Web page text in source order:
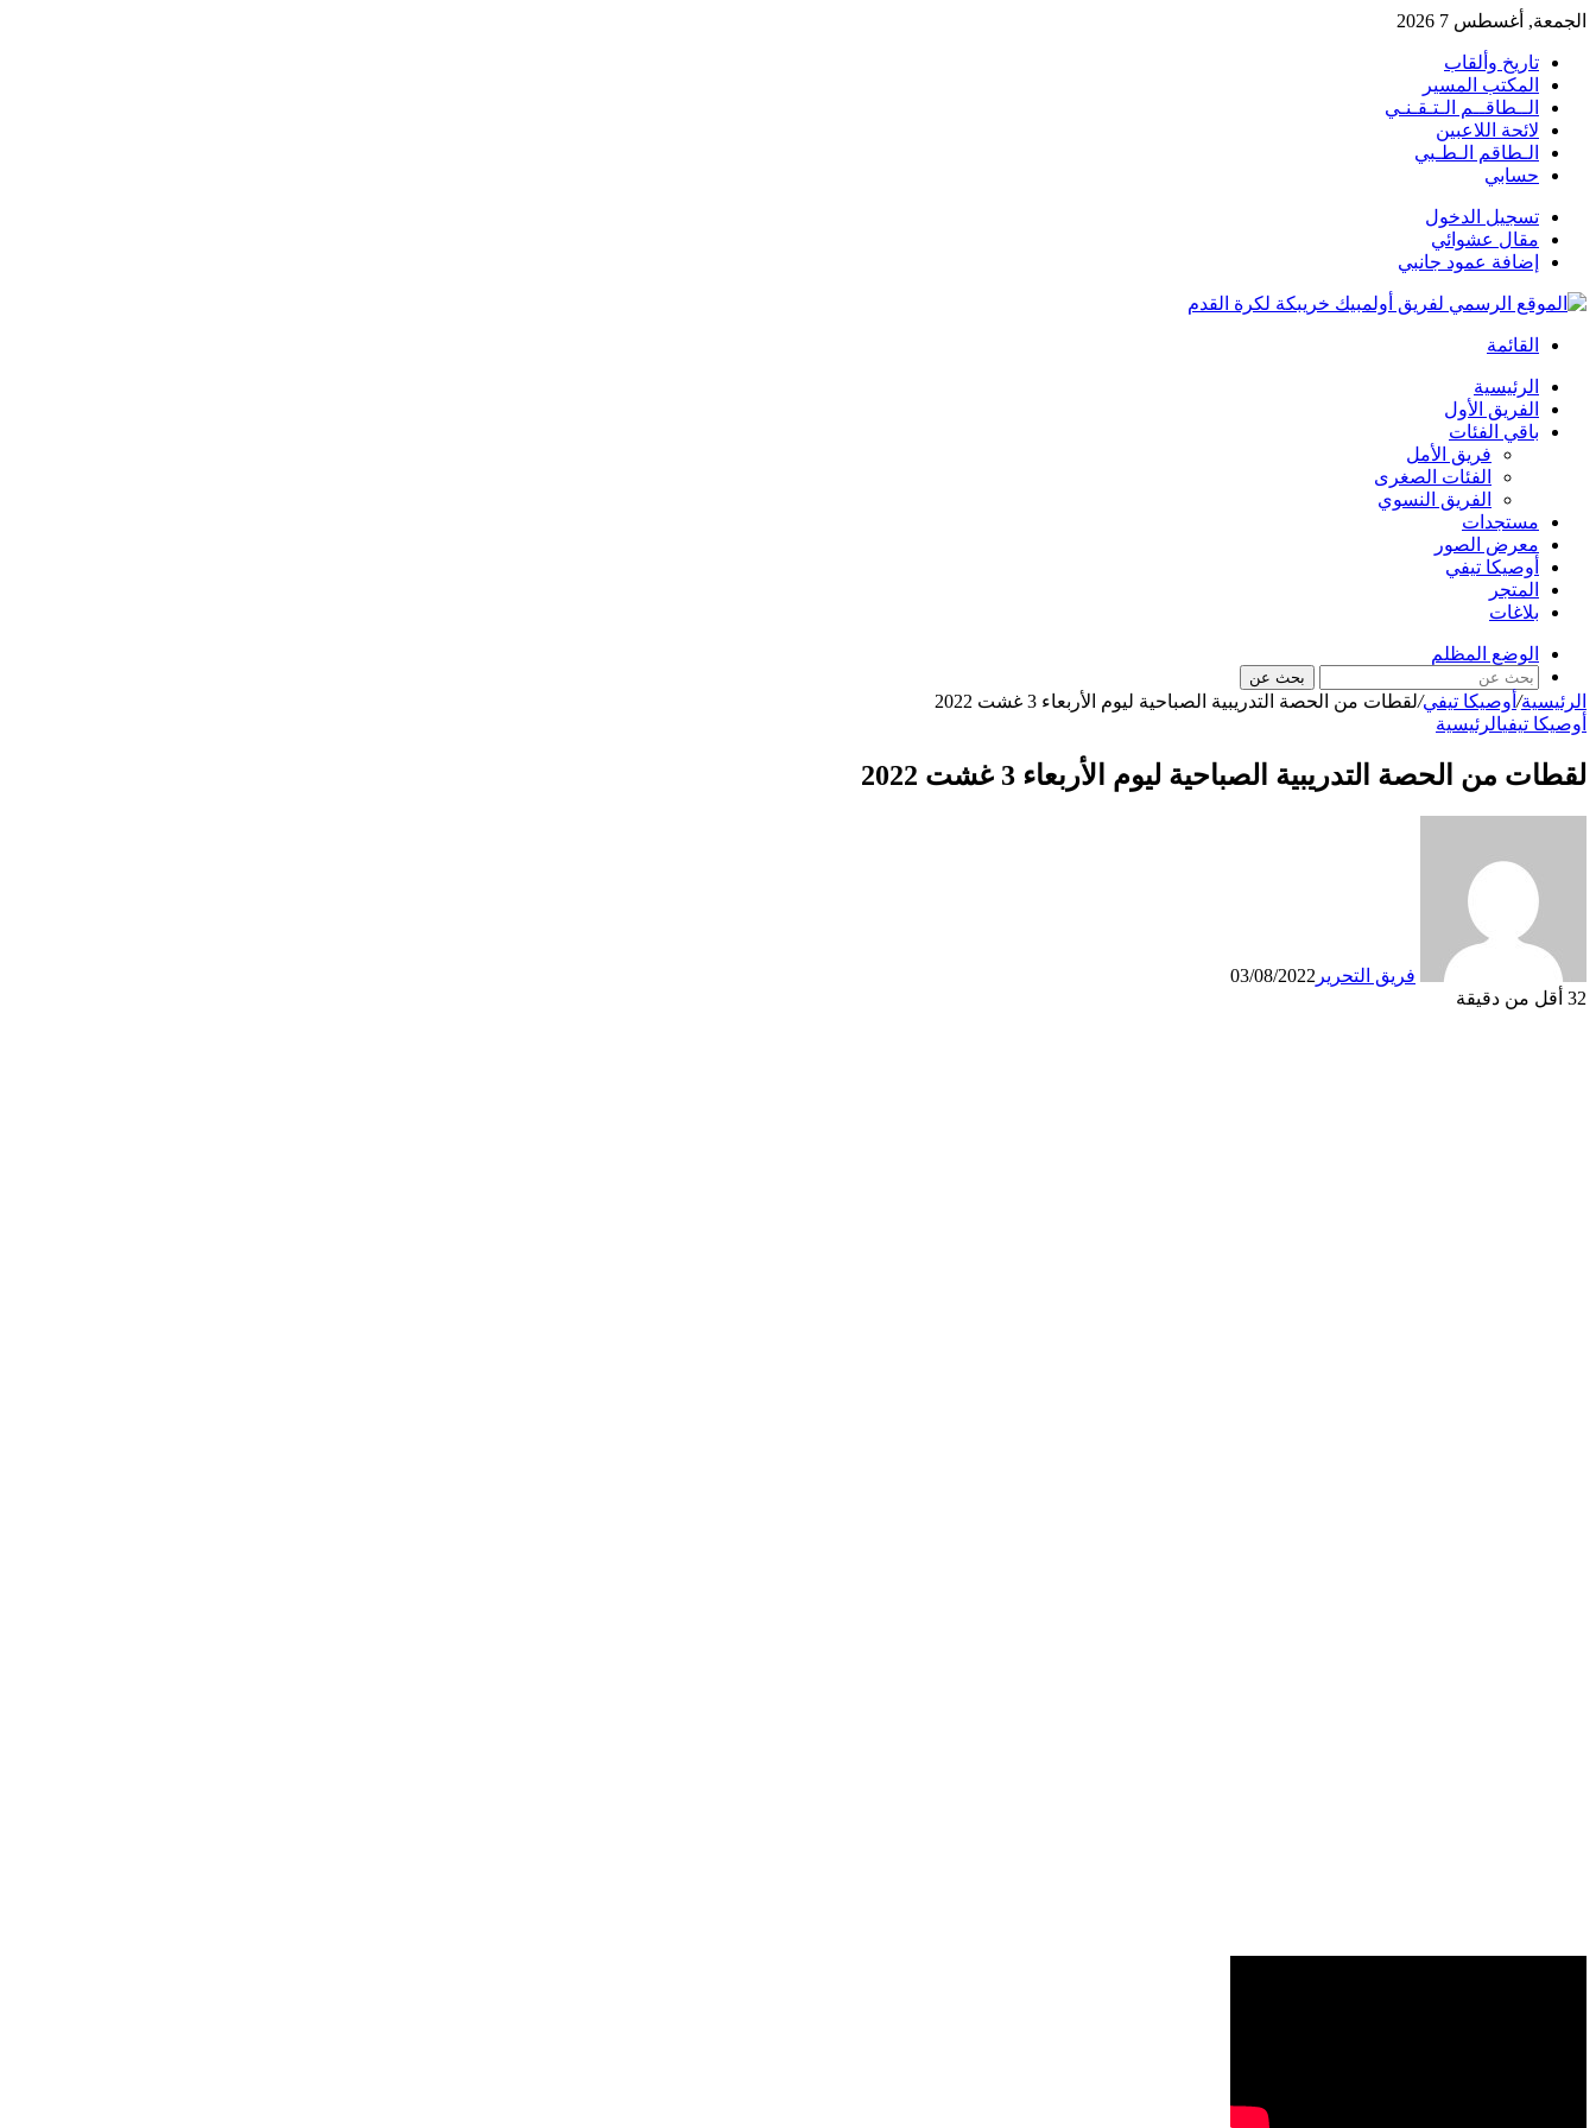
الجمعة, أغسطس 7 2026
تاريخ وألقاب
المكتب المسير
الــطاقــم الـتـقـنـي
لائحة اللاعبين
الـطاقم الـطـبي
حسابي
تسجيل الدخول
مقال عشوائي
إضافة عمود جانبي
القائمة
الرئيسية
الفريق الأول
باقي الفئات
فريق الأمل
الفئات الصغرى
الفريق النسوي
مستجدات
معرض الصور
أوصيكا تيفي
المتجر
بلاغات
الوضع المظلم
بحث عن
الرئيسية/ أوصيكا تيفي/لقطات من الحصة التدريبية الصباحية ليوم الأربعاء 3 غشت 2022
أوصيكا تيفيالرئيسية
لقطات من الحصة التدريبية الصباحية ليوم الأربعاء 3 غشت 2022
فريق التحرير 03/08/2022
32 أقل من دقيقة